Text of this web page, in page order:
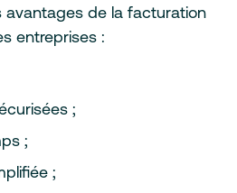
avantages de la facturation
entreprises :
;
;
;